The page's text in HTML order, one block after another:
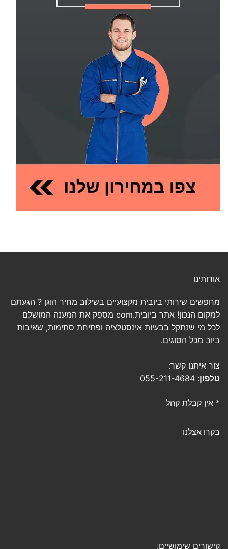
אודותינו
מחפשים שירותי ביובית מקצועיים בשילוב מחיר הוגן ? הגעתם
למקום הנכון! אתר ביובית.com מספק את המענה המושלם
לכל מי שנתקל בבעיות אינסטלציה ופתיחת סתימות, שאיבות
ביוב מכל הסוגים.
צור איתנו קשר:
טלפון: 055-211-4684
* אין קבלת קהל
בקרו אצלנו
קישורים שימושיים: